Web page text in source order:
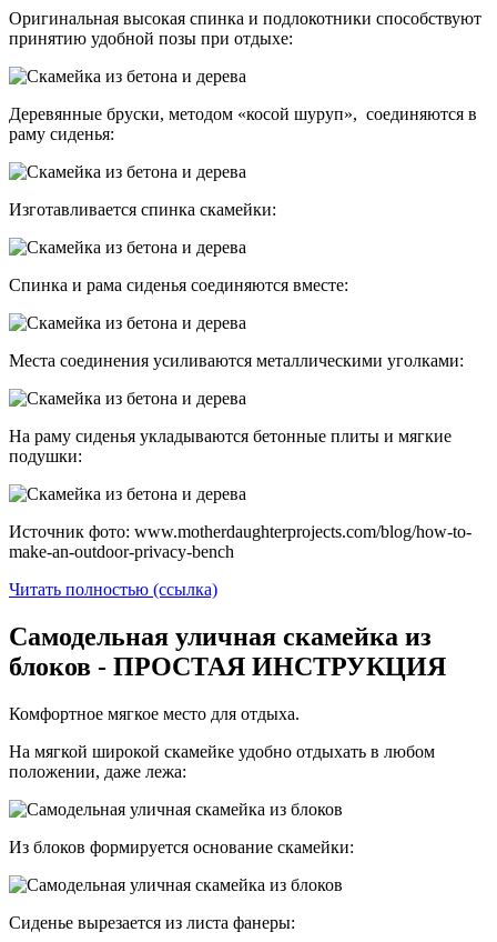
Оригинальная высокая спинка и подлокотники способствуют
принятию удобной позы при отдыхе:
Деревянные бруски, методом «косой шуруп», соединяются в
раму сиденья:
Изготавливается спинка скамейки:
Спинка и рама сиденья соединяются вместе:
Места соединения усиливаются металлическими уголками:
На раму сиденья укладываются бетонные плиты и мягкие
подушки:
Источник фото: www.motherdaughterprojects.com/blog/how-to-
make-an-outdoor-privacy-bench
Читать полностью (ссылка)
Самодельная уличная скамейка из
блоков - ПРОСТАЯ ИНСТРУКЦИЯ
Комфортное мягкое место для отдыха.
На мягкой широкой скамейке удобно отдыхать в любом
положении, даже лежа:
Из блоков формируется основание скамейки:
Сиденье вырезается из листа фанеры: